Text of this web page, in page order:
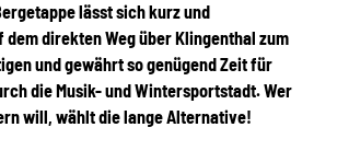
lässt sich kurz und
dem direkten Weg über Klingenthal zum
und gewährt so genügend Zeit für
die Musik- und Wintersportstadt. Wer
will, wählt die lange Alternative!